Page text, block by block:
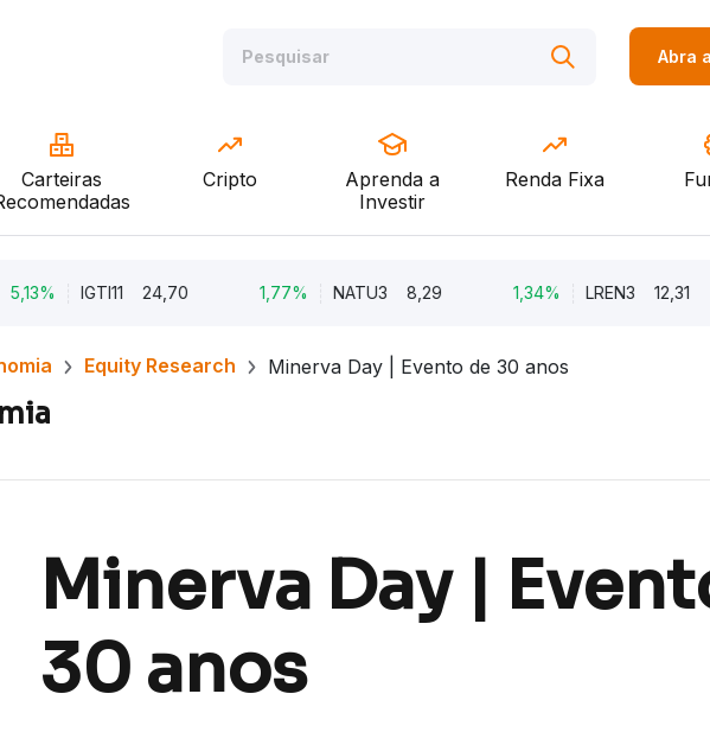
Abra
Carteiras
Cripto
Aprenda a
Investir
Renda Fixa
IGTI11 24,70 NATU3 8,29 LREN3 12,31
Equity Research Minerva Day | Evento de 30 anos
Minerva Day |
30 anos